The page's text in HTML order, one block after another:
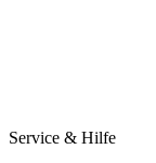
Service & Hilfe